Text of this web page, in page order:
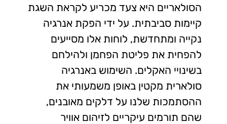
הסולאריים היא צעד מכריע לקראת השגת
קיימות סביבתית. על ידי הפקת אנרגיה
נקייה ומתחדשת, לוחות אלו מסייעים
להפחית את פליטת הפחמן ולהילחם
בשינויי האקלים. השימוש באנרגיה
סולארית מקטין באופן משמעותי את
ההסתמכות שלנו על דלקים מאובנים,
שהם תורמים עיקריים לזיהום אוויר